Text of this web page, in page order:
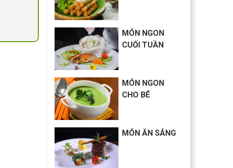
MÓN NGON
CUỐI TUẦN
MÓN NGON
CHO BÉ
MÓN ĂN SÁNG